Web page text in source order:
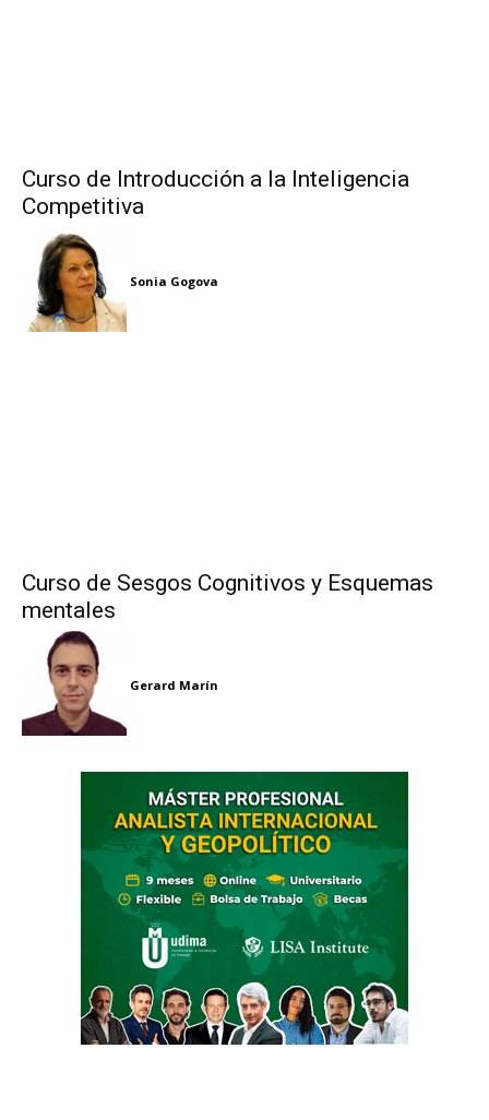
Curso de Introducción a la Inteligencia
Competitiva
Sonia Gogova
Curso de Sesgos Cognitivos y Esquemas
mentales
Gerard Marín